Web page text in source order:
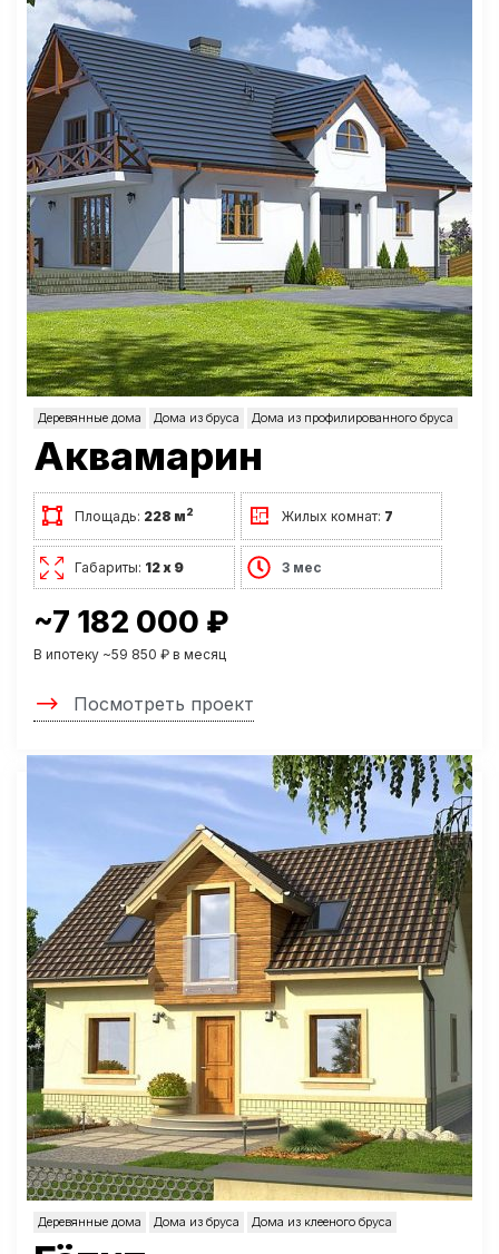
Деревянные дома Дома из бруса Дома из профилированного бруса
Аквамарин
Площадь: 228 м2 Жилых комнат: 7
Габариты: 12 х 9 3 мес
~7 182 000 ₽
В ипотеку ~59 850 ₽ в месяц
Посмотреть проект
Деревянные дома Дома из бруса Дома из клееного бруса